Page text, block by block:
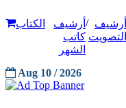
أرشيف
التصويت
/ أرشيف
كاتب
الشهر
الكتاب
Aug 10 / 2026